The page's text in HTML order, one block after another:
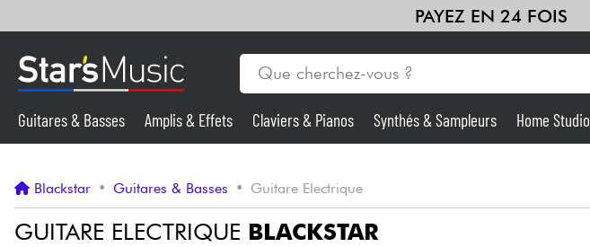
PAYEZ EN 24 FOIS
Synthés & Sampleurs Home Studio
Guitares & Basses Amplis & Effets Claviers & Pianos Synthés & Sampleurs Home Studio
Blackstar • Guitares & Basses • Guitare Electrique
GUITARE ELECTRIQUE BLACKSTAR